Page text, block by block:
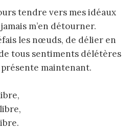
tendre vers mes idéaux
m’en détourner.
les nœuds, de délier en
tous sentiments délétères
maintenant.